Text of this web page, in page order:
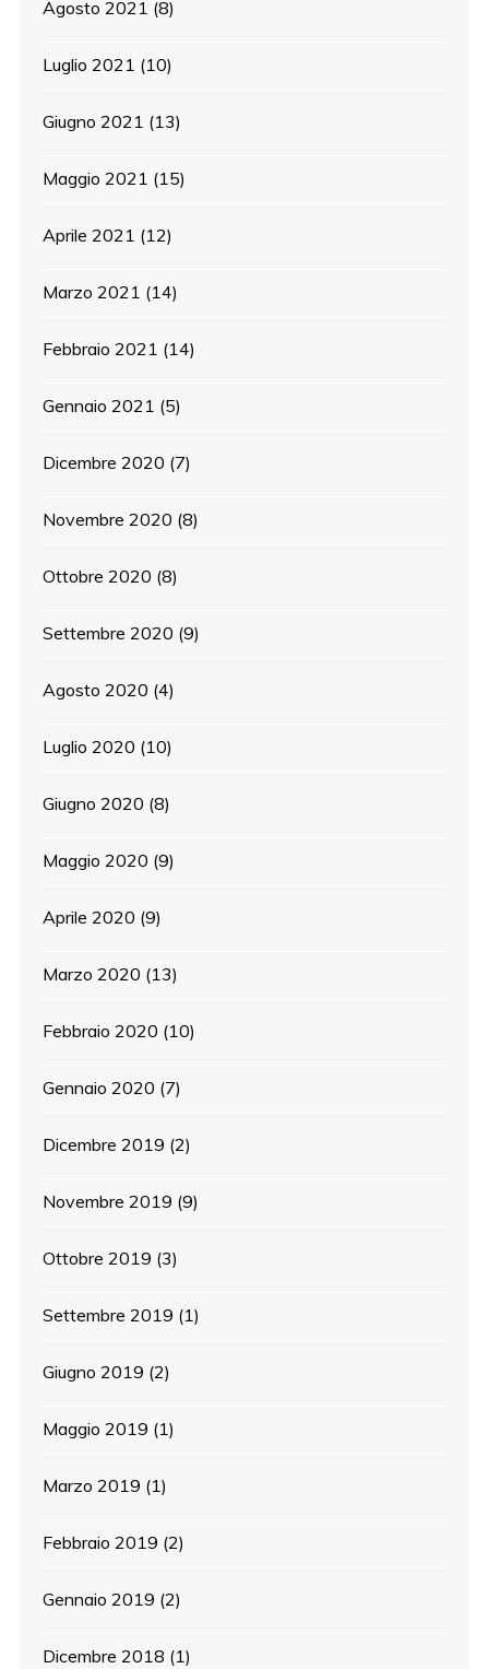
Agosto 2021 (8)
Luglio 2021 (10)
Giugno 2021 (13)
Maggio 2021 (15)
Aprile 2021 (12)
Marzo 2021 (14)
Febbraio 2021 (14)
Gennaio 2021 (5)
Dicembre 2020 (7)
Novembre 2020 (8)
Ottobre 2020 (8)
Settembre 2020 (9)
Agosto 2020 (4)
Luglio 2020 (10)
Giugno 2020 (8)
Maggio 2020 (9)
Aprile 2020 (9)
Marzo 2020 (13)
Febbraio 2020 (10)
Gennaio 2020 (7)
Dicembre 2019 (2)
Novembre 2019 (9)
Ottobre 2019 (3)
Settembre 2019 (1)
Giugno 2019 (2)
Maggio 2019 (1)
Marzo 2019 (1)
Febbraio 2019 (2)
Gennaio 2019 (2)
Dicembre 2018 (1)